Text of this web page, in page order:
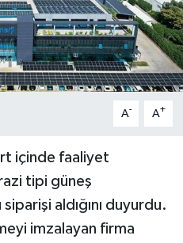
A- A+
içinde faaliyet
tipi güneş
aldığını duyurdu.
imzalayan firma